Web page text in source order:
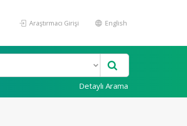
Araştırmacı Girişi English
Detaylı Arama